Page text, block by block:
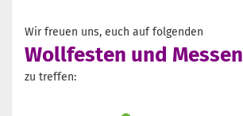
Wir freuen uns, euch auf folgenden
Wollfesten und Messen
zu treffen: